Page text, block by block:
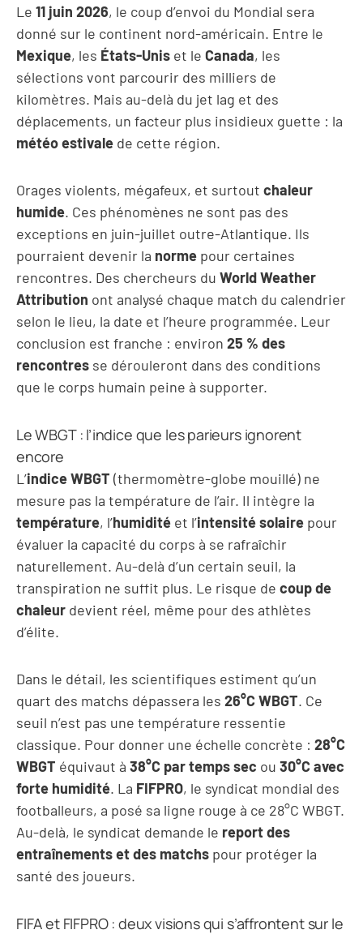
Le 11 juin 2026, le coup d’envoi du Mondial sera
donné sur le continent nord-américain. Entre le
Mexique, les États-Unis et le Canada, les
sélections vont parcourir des milliers de
kilomètres. Mais au-delà du jet lag et des
déplacements, un facteur plus insidieux guette : la
météo estivale de cette région.
Orages violents, mégafeux, et surtout chaleur
humide. Ces phénomènes ne sont pas des
exceptions en juin-juillet outre-Atlantique. Ils
pourraient devenir la norme pour certaines
rencontres. Des chercheurs du World Weather
Attribution ont analysé chaque match du calendrier
selon le lieu, la date et l’heure programmée. Leur
conclusion est franche : environ 25 % des
rencontres se dérouleront dans des conditions
que le corps humain peine à supporter.
Le WBGT : l’indice que les parieurs ignorent
encore
L’indice WBGT (thermomètre-globe mouillé) ne
mesure pas la température de l’air. Il intègre la
température, l’humidité et l’intensité solaire pour
évaluer la capacité du corps à se rafraîchir
naturellement. Au-delà d’un certain seuil, la
transpiration ne suffit plus. Le risque de coup de
chaleur devient réel, même pour des athlètes
d’élite.
Dans le détail, les scientifiques estiment qu’un
quart des matchs dépassera les 26°C WBGT. Ce
seuil n’est pas une température ressentie
classique. Pour donner une échelle concrète : 28°C
WBGT équivaut à 38°C par temps sec ou 30°C avec
forte humidité. La FIFPRO, le syndicat mondial des
footballeurs, a posé sa ligne rouge à ce 28°C WBGT.
Au-delà, le syndicat demande le report des
entraînements et des matchs pour protéger la
santé des joueurs.
FIFA et FIFPRO : deux visions qui s’affrontent sur le